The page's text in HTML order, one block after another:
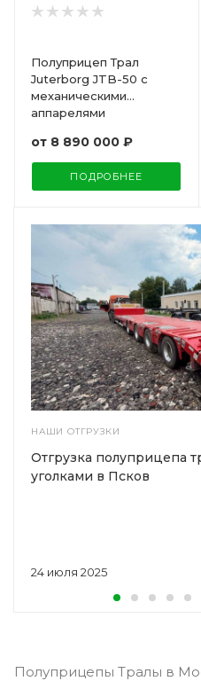
Полуприцеп Трал
Juterborg JTB-50 с
механическими
аппарелями
от 8 890 000 ₽
ПОДРОБНЕЕ
НАШИ ОТГРУЗКИ
24 июля 2025
Отгрузка полуприцепа
уголками в Псков
Полуприцепы Тралы в